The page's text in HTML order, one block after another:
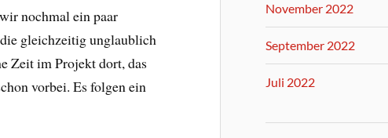
nochmal ein paar
gleichzeitig unglaublich
Zeit im Projekt dort, das
vorbei. Es folgen ein
November 2022
September 2022
Juli 2022